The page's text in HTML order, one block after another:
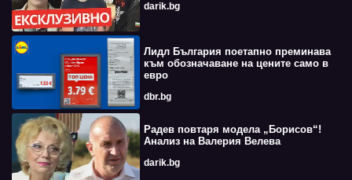
darik.bg
Лидл България поетапно преминава
към обозначаване на цените само в
евро
dbr.bg
Радев повтаря модела „Борисов“!
Анализ на Валерия Велева
darik.bg